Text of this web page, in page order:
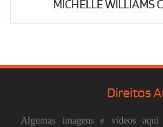
MICHELLE WILLIAMS
Direitos
Algumas imagens e vídeos aqui